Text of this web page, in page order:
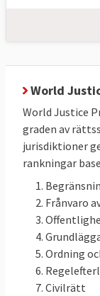
• Effektiv
för
• Likhet
Källa:EU-
Raoul
politiker
funktion,
offentlig
World
World Justice
graden av
jurisdiktioner
rankningar
Frånvaro
Ordning
Civilrätt